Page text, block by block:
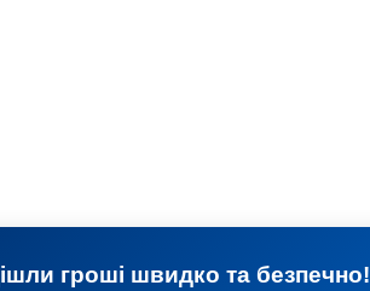
гроші швидко та безпечно!